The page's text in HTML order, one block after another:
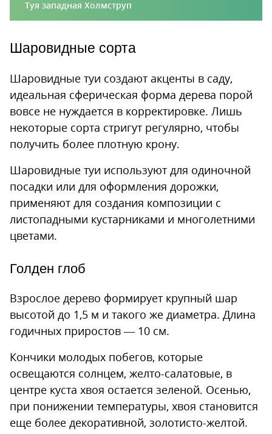
Туя западная Холмструп
Шаровидные сорта
Шаровидные туи создают акценты в саду,
идеальная сферическая форма дерева порой
вовсе не нуждается в корректировке. Лишь
некоторые сорта стригут регулярно, чтобы
получить более плотную крону.
Шаровидные туи используют для одиночной
посадки или для оформления дорожки,
применяют для создания композиции с
листопадными кустарниками и многолетними
цветами.
Голден глоб
Взрослое дерево формирует крупный шар
высотой до 1,5 м и такого же диаметра. Длина
годичных приростов — 10 см.
Кончики молодых побегов, которые
освещаются солнцем, желто-салатовые, в
центре куста хвоя остается зеленой. Осенью,
при понижении температуры, хвоя становится
еще более декоративной, золотисто-желтой.